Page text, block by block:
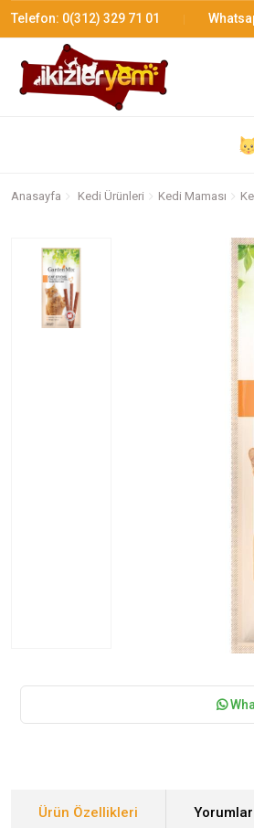
Telefon: 0(312) 329 71 01
Anasayfa Kedi Ürünleri Kedi Maması
Ürün Özellikleri Yorumlar